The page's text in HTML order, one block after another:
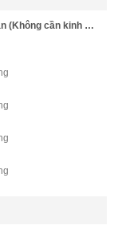
Chuyên viên kinh doanh Bất động sản (Không cần kinh nghiệm)